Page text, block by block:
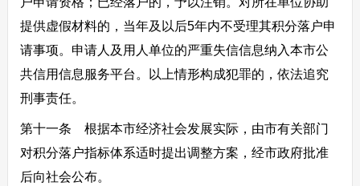
提供虚假材料的，当年及以后5年内不受理其积分落户申
请事项。申请人及用人单位的严重失信信息纳入本市公
共信用信息服务平台。以上情形构成犯罪的，依法追究
刑事责任。
第十一条 根据本市经济社会发展实际，由市有关部门
对积分落户指标体系适时提出调整方案，经市政府批准
后向社会公布。